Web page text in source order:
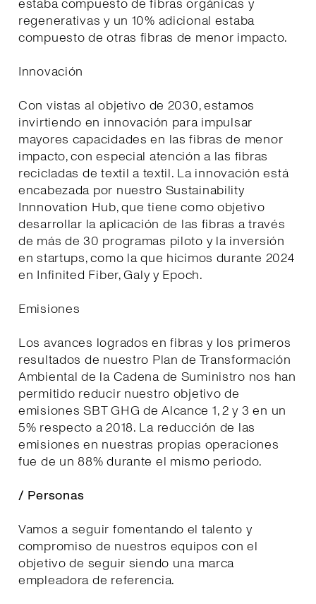
estaba compuesto de fibras orgánicas y
regenerativas y un 10% adicional estaba
compuesto de otras fibras de menor impacto.
Innovación
Con vistas al objetivo de 2030, estamos
invirtiendo en innovación para impulsar
mayores capacidades en las fibras de menor
impacto, con especial atención a las fibras
recicladas de textil a textil. La innovación está
encabezada por nuestro Sustainability
Innnovation Hub, que tiene como objetivo
desarrollar la aplicación de las fibras a través
de más de 30 programas piloto y la inversión
en startups, como la que hicimos durante 2024
en Infinited Fiber, Galy y Epoch.
Emisiones
Los avances logrados en fibras y los primeros
resultados de nuestro Plan de Transformación
Ambiental de la Cadena de Suministro nos han
permitido reducir nuestro objetivo de
emisiones SBT GHG de Alcance 1, 2 y 3 en un
5% respecto a 2018. La reducción de las
emisiones en nuestras propias operaciones
fue de un 88% durante el mismo periodo.
/ Personas
Vamos a seguir fomentando el talento y
compromiso de nuestros equipos con el
objetivo de seguir siendo una marca
empleadora de referencia.